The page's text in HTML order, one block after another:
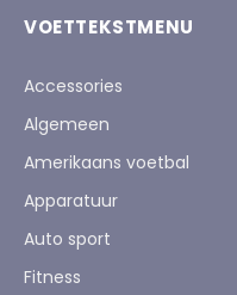
VOETTEKSTMENU
Accessories
Algemeen
Amerikaans voetbal
Apparatuur
Auto sport
Fitness